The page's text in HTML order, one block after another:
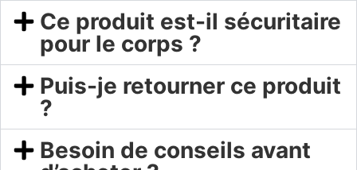
Ce produit est-il sécuritaire
pour le corps ?
Puis-je retourner ce produit
?
Besoin de conseils avant